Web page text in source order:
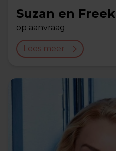
Suzan en Freek
op aanvraag
Lees meer